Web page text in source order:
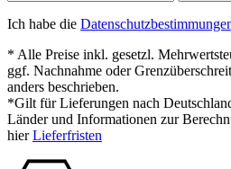
Ich habe die
* Alle Preise inkl. gesetzl.
ggf. Nachnahme oder
anders beschrieben.
*Gilt für Lieferungen nach
Länder und Informationen zur
hierLieferfristen